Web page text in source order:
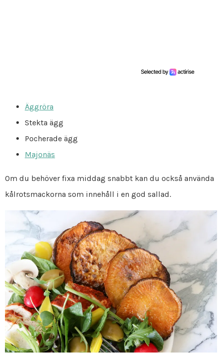
Äggröra
Stekta ägg
Pocherade ägg
Majonäs
Om du behöver fixa middag snabbt kan du också använda
kålrotsmackorna som innehåll i en god sallad.